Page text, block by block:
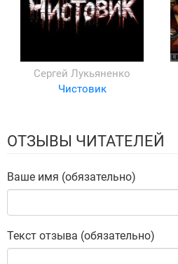
Сергей Лукьяненко
Чистовик
ОТЗЫВЫ ЧИТАТЕЛЕЙ
Ваше имя (обязательно)
Текст отзыва (обязательно)